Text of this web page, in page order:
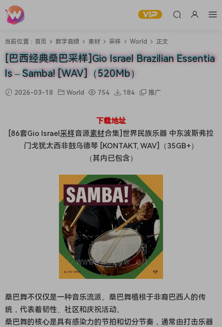
当前位置： 首页 数字音频 素材 采样 World 正文
[巴西经典桑巴采样]Gio Israel Brazilian Essentia
ls – Samba! [WAV]（520Mb）
2026-03-18 World 754 184 推广
下载地址
[86套Gio Israel采样音源素材合集]世界民族乐器 中东波斯弗拉
门戈犹太西非鼓乌德琴 [KONTAKT, WAV]（35GB+）
（其内已包含）
桑巴舞不仅仅是一种音乐流派。桑巴舞植根于非裔巴西人的传
统，代表着韧性、社区和庆祝活动。
桑巴舞的核心是具有感染力的节拍和切分节奏，通常由打击乐器